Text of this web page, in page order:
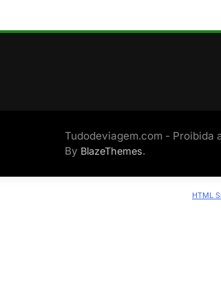
Tudodeviagem.com - Proibida
By BlazeThemes.
HTML